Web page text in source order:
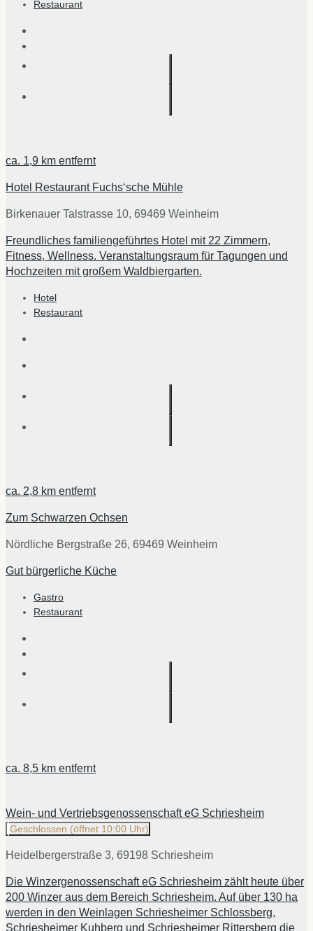
Restaurant
ca. 1,9 km entfernt
Hotel Restaurant Fuchs‘sche Mühle
Birkenauer Talstrasse 10, 69469 Weinheim
Freundliches familiengeführtes Hotel mit 22 Zimmern,
Fitness, Wellness. Veranstaltungsraum für Tagungen und
Hochzeiten mit großem Waldbiergarten.
Hotel
Restaurant
ca. 2,8 km entfernt
Zum Schwarzen Ochsen
Nördliche Bergstraße 26, 69469 Weinheim
Gut bürgerliche Küche
Gastro
Restaurant
ca. 8,5 km entfernt
Wein- und Vertriebsgenossenschaft eG Schriesheim
Geschlossen (öffnet 10:00 Uhr)
Heidelbergerstraße 3, 69198 Schriesheim
Die Winzergenossenschaft eG Schriesheim zählt heute über
200 Winzer aus dem Bereich Schriesheim. Auf über 130 ha
werden in den Weinlagen Schriesheimer Schlossberg,
Schriesheimer Kuhberg und Schriesheimer Rittersberg die